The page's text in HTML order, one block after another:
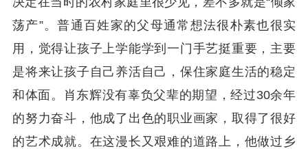
荡产”。普通百姓家的父母通常想法很朴素也很实
用，觉得让孩子上学能学到一门手艺挺重要，主要
是将来让孩子自己养活自己，保住家庭生活的稳定
和体面。肖东辉没有辜负父辈的期望，经过30余年
的努力奋斗，他成了出色的职业画家，取得了很好
的艺术成就。在这漫长又艰难的道路上，他做过乡